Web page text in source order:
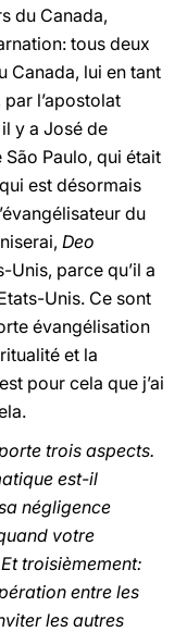
du Canada,
tous deux
Canada, lui en tant
l’apostolat
y a José de
Paulo, qui était
est désormais
du
Deo
Unis, parce qu’il a
Unis. Ce sont
évangélisation
et la
pour cela que j’ai
trois aspects.
est-il
négligence
votre
troisièmement:
entre les
les autres